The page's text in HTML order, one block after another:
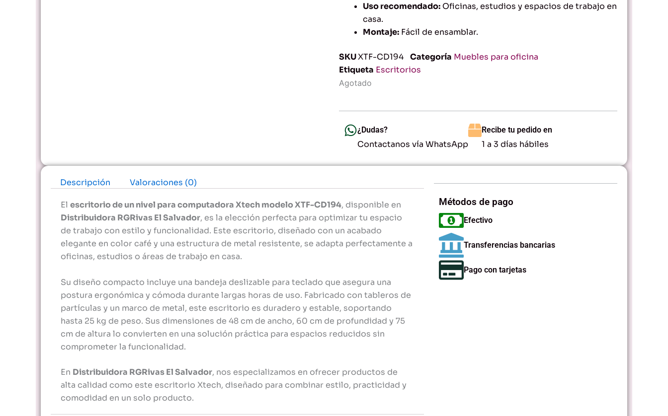
Uso recomendado: Oficinas, estudios y espacios de trabajo en
casa.
Montaje: Fácil de ensamblar.
SKUXTF-CD194 Categoría Muebles para oficina
Etiqueta Escritorios
Agotado
¿Dudas?
Contactanos vía WhatsApp
Recibe tu pedido en
1 a 3 días hábiles
Descripción Valoraciones (0)
El escritorio de un nivel para computadora Xtech modelo XTF-CD194, disponible en
Distribuidora RGRivas El Salvador, es la elección perfecta para optimizar tu espacio
de trabajo con estilo y funcionalidad. Este escritorio, diseñado con un acabado
elegante en color café y una estructura de metal resistente, se adapta perfectamente a
oficinas, estudios o áreas de trabajo en casa.
Su diseño compacto incluye una bandeja deslizable para teclado que asegura una
postura ergonómica y cómoda durante largas horas de uso. Fabricado con tableros de
partículas y un marco de metal, este escritorio es duradero y estable, soportando
hasta 25 kg de peso. Sus dimensiones de 48 cm de ancho, 60 cm de profundidad y 75
cm de altura lo convierten en una solución práctica para espacios reducidos sin
comprometer la funcionalidad.
En Distribuidora RGRivas El Salvador, nos especializamos en ofrecer productos de
alta calidad como este escritorio Xtech, diseñado para combinar estilo, practicidad y
comodidad en un solo producto.
Métodos de pago
Efectivo
Transferencias bancarias
Pago con tarjetas